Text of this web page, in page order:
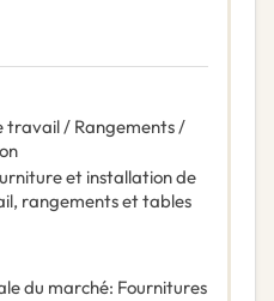
travail / Rangements /
et installation de
rangements et tables
du marché: Fournitures